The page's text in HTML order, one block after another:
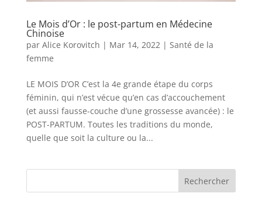
Le Mois d’Or : le post-partum en Médecine
Chinoise
par Alice Korovitch | Mar 14, 2022| Santé de la
femme
LE MOIS D’OR C’est la 4e grande étape du corps
féminin, qui n’est vécue qu’en cas d’accouchement
(et aussi fausse-couche d’une grossesse avancée) : le
POST-PARTUM. Toutes les traditions du monde,
quelle que soit la culture ou la...
Rechercher